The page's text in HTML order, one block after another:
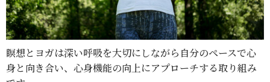
瞑想とヨガは深い呼吸を大切にしながら自分のペースで心
身と向き合い、心身機能の向上にアプローチする取り組み